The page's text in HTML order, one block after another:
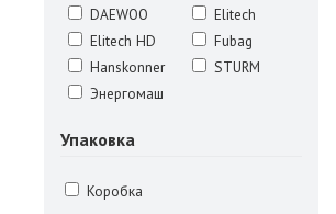
DAEWOO
Elitech
Elitech HD
Fubag
Hanskonner
STURM
Энергомаш
Упаковка
Коробка